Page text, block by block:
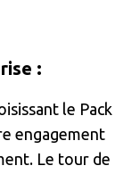
:
le Pack
engagement
Le tour de